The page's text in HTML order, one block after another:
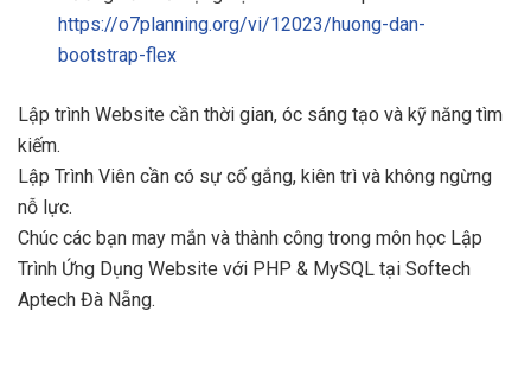
https://o7planning.org/vi/12023/huong-dan-
bootstrap-flex
Lập trình Website cần thời gian, óc sáng tạo và kỹ năng tìm
kiếm.
Lập Trình Viên cần có sự cố gắng, kiên trì và không ngừng
nỗ lực.
Chúc các bạn may mắn và thành công trong môn học Lập
Trình Ứng Dụng Website với PHP & MySQL tại Softech
Aptech Đà Nẵng.